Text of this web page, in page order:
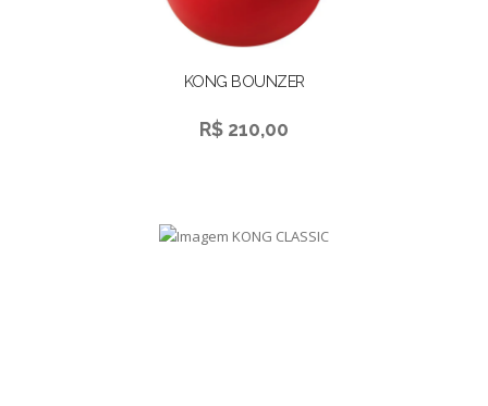
KONG BOUNZER
R$ 210,00